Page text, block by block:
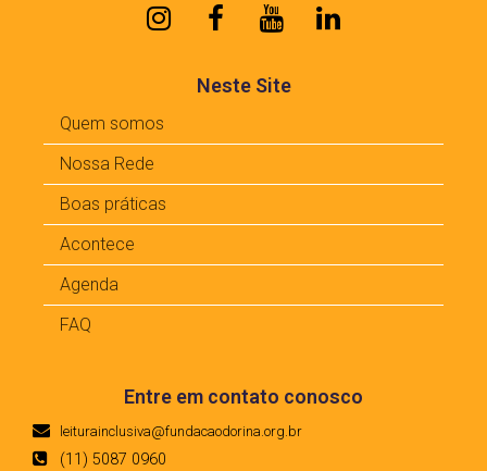
Neste Site
Quem somos
Nossa Rede
Boas práticas
Acontece
Agenda
FAQ
Entre em contato conosco
leiturainclusiva@fundacaodorina.org.br
(11) 5087 0960